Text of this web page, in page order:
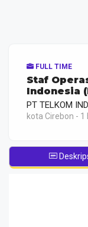
FULL TIME
Staf
Indonesia
PT TELKOM
kota Cirebon - 1